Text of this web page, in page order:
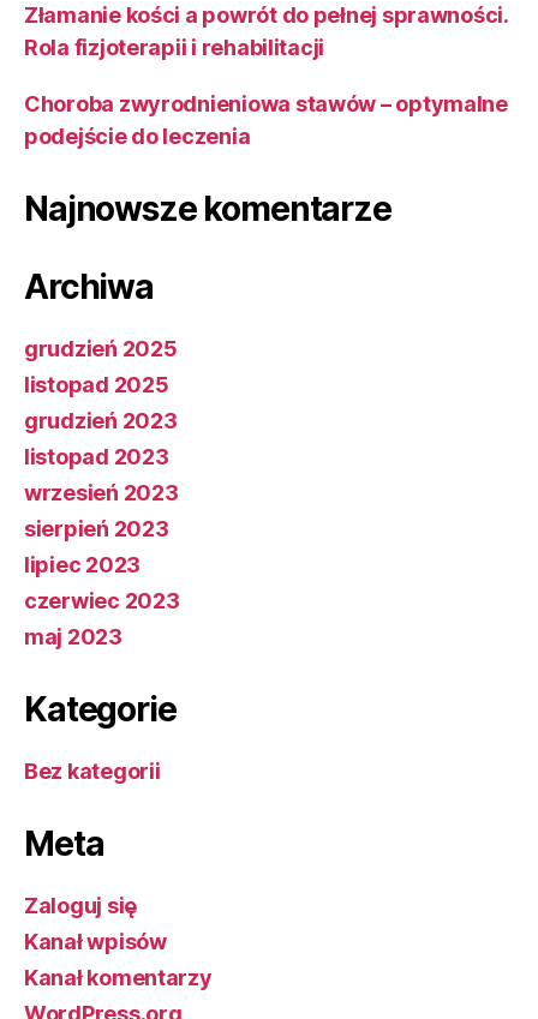
Złamanie kości a powrót do pełnej sprawności.
Rola fizjoterapii i rehabilitacji
Choroba zwyrodnieniowa stawów – optymalne
podejście do leczenia
Najnowsze komentarze
Archiwa
grudzień 2025
listopad 2025
grudzień 2023
listopad 2023
wrzesień 2023
sierpień 2023
lipiec 2023
czerwiec 2023
maj 2023
Kategorie
Bez kategorii
Meta
Zaloguj się
Kanał wpisów
Kanał komentarzy
WordPress.org